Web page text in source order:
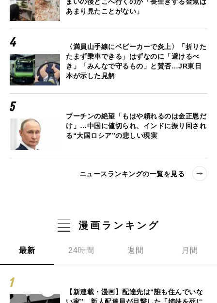
まいの後どこへ行くのか「長生きする金魚は
あまり見たことがない」
〈満員山手線にベビーカーで炎上〉「折りた
たまず乗車できる」はずなのに「避けるべ
き」「みんなで守るもの」と賛否…JR東日
本が示した見解
プーチンの絶望「もはや頼れるのは金正恩だ
け」…中国に値切られ、インドに振り回され
る“大国ロシア”の悲しい現実
ニュースランキングの一覧を見る
漫画ランキング
最新 24時間 週間 月間
【新連載・漫画】配達先は“誰も住んでいな